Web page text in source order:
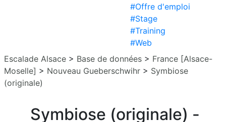
#Offre d'emploi
#Stage
#Training
#Web
Escalade Alsace > Base de données > France [Alsace-
Moselle] > Nouveau Gueberschwihr > Symbiose
(originale)
Symbiose (originale) -